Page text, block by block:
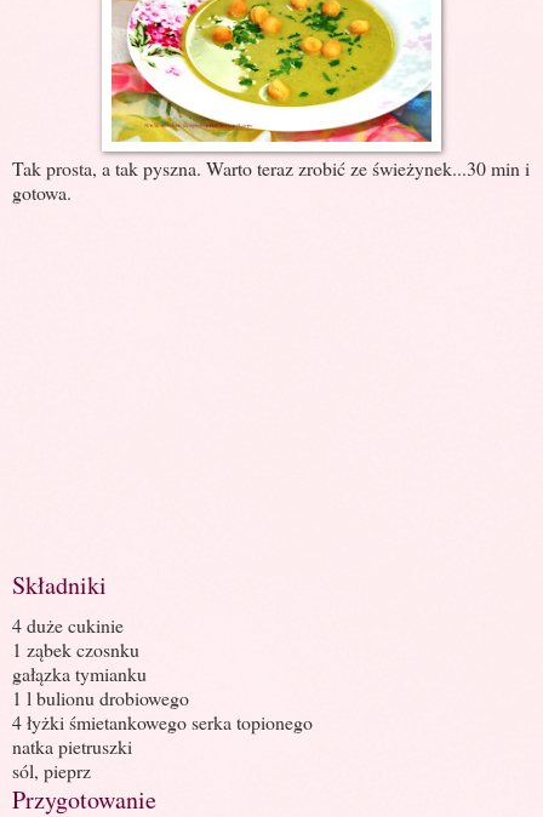
Tak prosta, a tak pyszna. Warto teraz zrobić ze świeżynek...30 min i
gotowa.
Składniki
4 duże cukinie
1 ząbek czosnku
gałązka tymianku
1 l bulionu drobiowego
4 łyżki śmietankowego serka topionego
natka pietruszki
sól, pieprz
Przygotowanie